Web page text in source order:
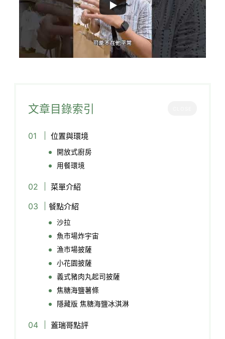
文章目錄索引
位置與環境
開放式廚房
用餐環境
菜單介紹
餐點介紹
沙拉
魚市場炸宇宙
漁市場披薩
小花園披薩
義式豬肉丸起司披薩
焦糖海鹽薯條
隱藏版 焦糖海鹽冰淇淋
蓋瑞哥點評